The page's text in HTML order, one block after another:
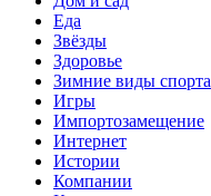
Еда
Звёзды
Здоровье
Зимние виды спорта
Игры
Импортозамещение
Интернет
Истории
Компании